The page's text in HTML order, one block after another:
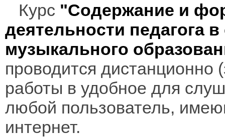
Курс "Содержание и
деятельности педагога
музыкального
проводится дистанционно
работы в удобное для
любой пользователь,
интернет.